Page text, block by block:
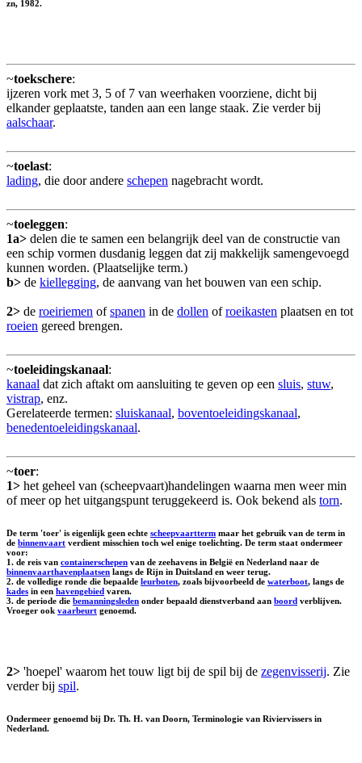
zn, 1982.
~toekschere:
ijzeren vork met 3, 5 of 7 van weerhaken voorziene, dicht bij
elkander geplaatste, tanden aan een lange staak. Zie verder bij
aalschaar.
~toelast:
lading, die door andere schepen nagebracht wordt.
~toeleggen:
1a> delen die te samen een belangrijk deel van de constructie van
een schip vormen dusdanig leggen dat zij makkelijk samengevoegd
kunnen worden. (Plaatselijke term.)
b> de kiellegging, de aanvang van het bouwen van een schip.
2> de roeiriemen ofspanen in de dollen ofroeikasten plaatsen en tot
roeien gereed brengen.
~toeleidingskanaal:
kanaal dat zich aftakt om aansluiting te geven op een sluis, stuw,
vistrap, enz.
Gerelateerde termen: sluiskanaal, boventoeleidingskanaal,
benedentoeleidingskanaal.
~toer:
1> het geheel van (scheepvaart)handelingen waarna men weer min
of meer op het uitgangspunt teruggekeerd is. Ook bekend als torn.
De term 'toer' is eigenlijk geen echte scheepvaartterm maar het gebruik van de term in
de binnenvaart verdient misschien toch wel enige toelichting. De term staat ondermeer
voor:
1. de reis van containerschepen van de zeehavens in België en Nederland naar de
binnenvaarthavenplaatsen langs de Rijn in Duitsland en weer terug.
2. de volledige ronde die bepaalde leurboten, zoals bijvoorbeeld de waterboot, langs de
kades in een havengebied varen.
3. de periode die bemanningsleden onder bepaald dienstverband aan boord verblijven.
Vroeger ook vaarbeurt genoemd.
2> 'hoepel' waarom het touw ligt bij de spil bij de zegenvisserij. Zie
verder bij spil.
Ondermeer genoemd bij Dr. Th. H. van Doorn, Terminologie van Riviervissers in
Nederland.